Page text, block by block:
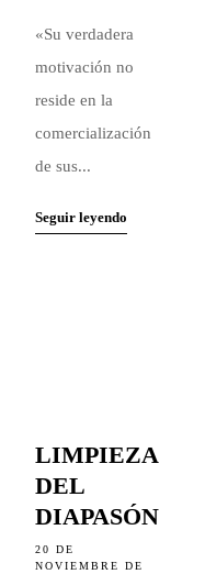
«Su verdadera
motivación no
reside en la
comercialización
de sus...
Seguir leyendo
LIMPIEZA
DEL
DIAPASÓN
20 DE
NOVIEMBRE DE